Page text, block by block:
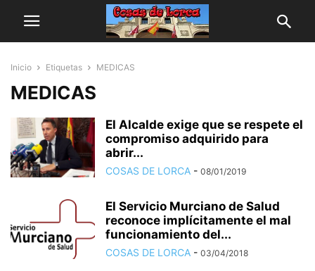
Inicio Etiquetas MEDICAS
MEDICAS
El Alcalde exige que se respete el
compromiso adquirido para
abrir...
COSAS DE LORCA - 08/01/2019
El Servicio Murciano de Salud
reconoce implícitamente el mal
funcionamiento del...
COSAS DE LORCA - 03/04/2018